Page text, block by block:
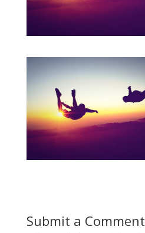
Submit a Comment